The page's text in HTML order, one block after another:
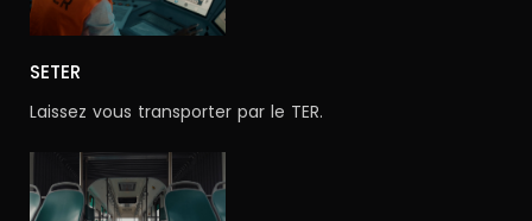
SETER
Laissez vous transporter par le TER.